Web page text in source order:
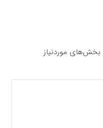
بخش‌های موردنیاز